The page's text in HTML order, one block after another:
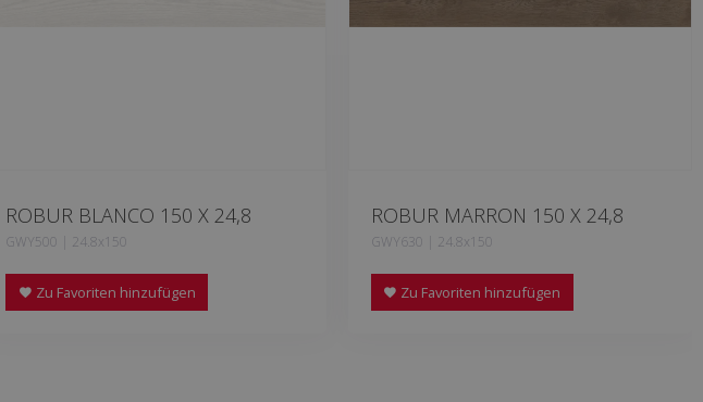
ROBUR BLANCO 150 X 24,8
GWY500 | 24.8x150
Zu Favoriten hinzufügen
ROBUR MARRON 150 X 24,8
GWY630 | 24.8x150
Zu Favoriten hinzufügen